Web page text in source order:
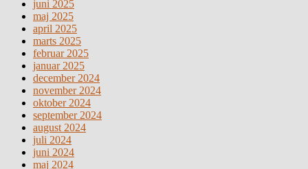
juni 2025
maj 2025
april 2025
marts 2025
februar 2025
januar 2025
december 2024
november 2024
oktober 2024
september 2024
august 2024
juli 2024
juni 2024
maj 2024